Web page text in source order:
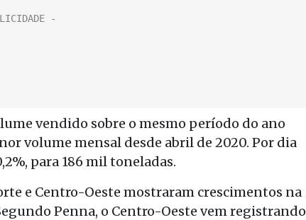
vendido sobre o mesmo período do ano
volume mensal desde abril de 2020. Por dia
para 186 mil toneladas.
e Centro-Oeste mostraram crescimentos na
Penna, o Centro-Oeste vem registrando